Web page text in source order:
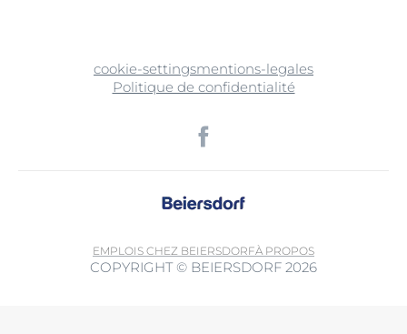
cookie-settingsmentions-legales
Politique de confidentialité
EMPLOIS CHEZ BEIERSDORFÀ PROPOS
COPYRIGHT © BEIERSDORF 2026